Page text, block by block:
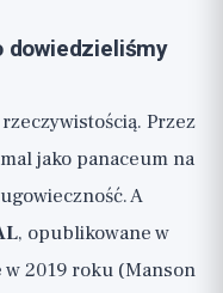
dowiedzieliśmy
Przez
jako panaceum na
A
, opublikowane w
2019 roku (Manson